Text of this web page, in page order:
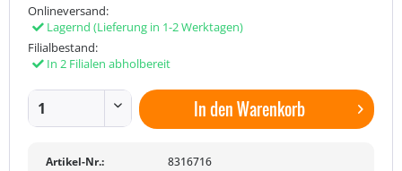
Onlineversand:
Lagernd (Lieferung in 1-2 Werktagen)
Filialbestand:
In 2 Filialen abholbereit
In denWarenkorb
Artikel-Nr.:
8316716